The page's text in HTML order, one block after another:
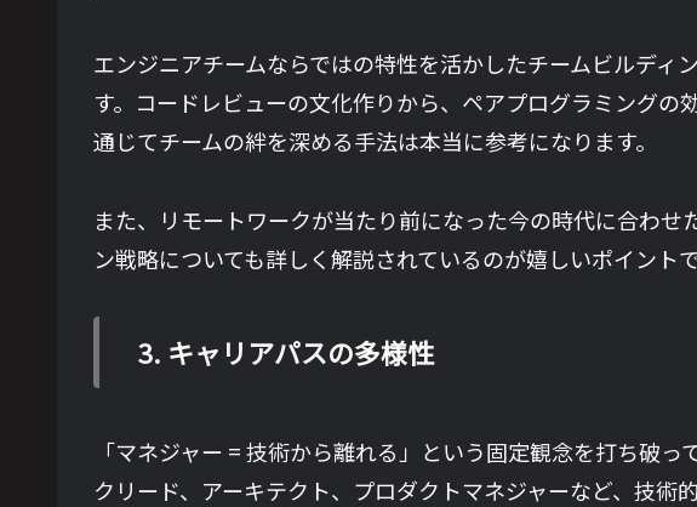
エンジニアチームならではの特性を活かしたチームビルディ
す。コードレビューの文化作りから、ペアプログラミングの
通じてチームの絆を深める手法は本当に参考になります。
また、リモートワークが当たり前になった今の時代に合わせ
ン戦略についても詳しく解説されているのが嬉しいポイントで
3. キャリアパスの多様性
「マネジャー = 技術から離れる」という固定観念を打ち破っ
クリード、アーキテクト、プロダクトマネジャーなど、技術